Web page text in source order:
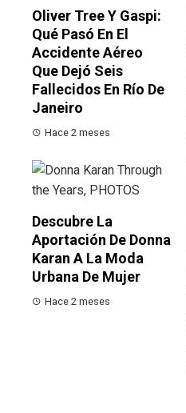
Oliver Tree Y Gaspi:
Qué Pasó En El
Accidente Aéreo
Que Dejó Seis
Fallecidos En Río De
Janeiro
Hace 2 meses
Descubre La
Aportación De Donna
Karan A La Moda
Urbana De Mujer
Hace 2 meses